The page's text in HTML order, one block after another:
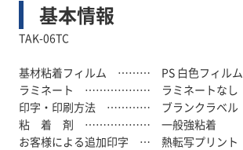
基本情報
TAK-06TC
基材粘着フィルム ……… PS 白色フィルム
ラミネート ……………… ラミネートなし
印字・印刷方法 ………… ブランクラベル
粘 着 剤 ……………… 一般強粘着
お客様による追加印字 … 熱転写プリント